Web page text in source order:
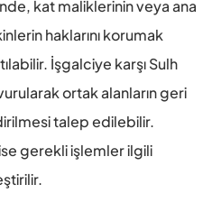
kat maliklerinin veya ana
haklarını korumak
İşgalciye karşı Sulh
ortak alanların geri
talep edilebilir.
gerekli işlemler ilgili